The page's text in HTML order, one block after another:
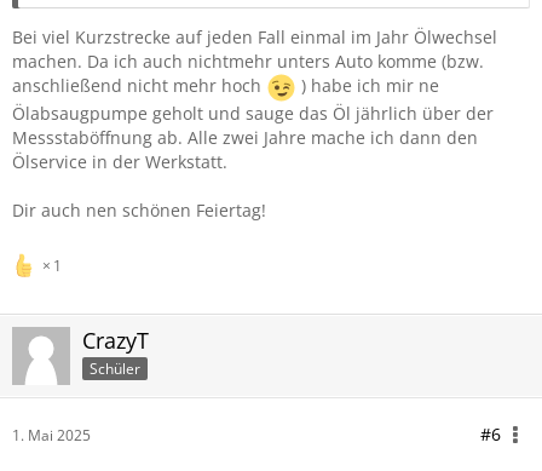
Bei viel Kurzstrecke auf jeden Fall einmal im Jahr Ölwechsel
machen. Da ich auch nichtmehr unters Auto komme (bzw.
anschließend nicht mehr hoch
) habe ich mir ne
Ölabsaugpumpe geholt und sauge das Öl jährlich über der
Messstaböffnung ab. Alle zwei Jahre mache ich dann den
Ölservice in der Werkstatt.
Dir auch nen schönen Feiertag!
1
CrazyT
Schüler
1. Mai 2025 #6